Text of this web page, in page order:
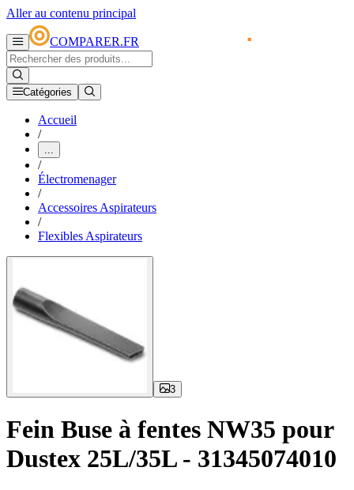
Aller au contenu principal
COMPARER.FR
Catégories
Accueil
/
...
/
Électromenager
/
Accessoires Aspirateurs
/
Flexibles Aspirateurs
3
Fein Buse à fentes NW35 pour
Dustex 25L/35L - 31345074010